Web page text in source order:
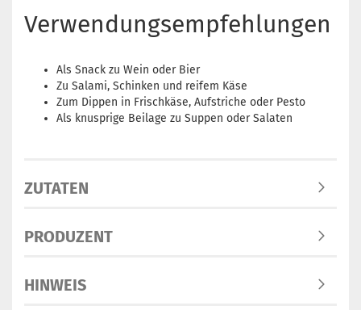
Verwendungsempfehlungen
Als Snack zu Wein oder Bier
Zu Salami, Schinken und reifem Käse
Zum Dippen in Frischkäse, Aufstriche oder Pesto
Als knusprige Beilage zu Suppen oder Salaten
ZUTATEN
PRODUZENT
HINWEIS